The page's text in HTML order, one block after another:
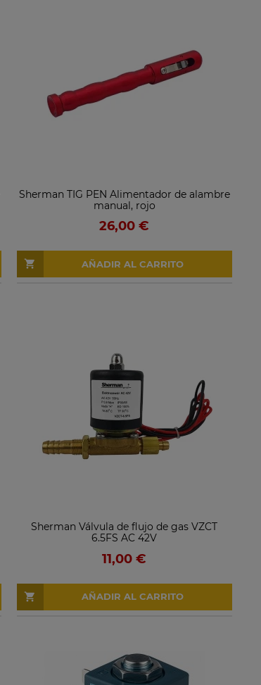
Sherman TIG PEN Alimentador de alambre
manual, rojo
26,00 €
AÑADIR AL CARRITO
Sherman Válvula de flujo de gas VZCT
6.5FS AC 42V
11,00 €
AÑADIR AL CARRITO